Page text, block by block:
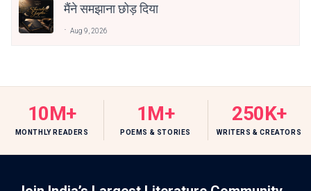
मैंने समझाना छोड़ दिया
Aug 9, 2026
10M+
MONTHLY READERS
1M+
POEMS & STORIES
250K+
WRITERS & CREATORS